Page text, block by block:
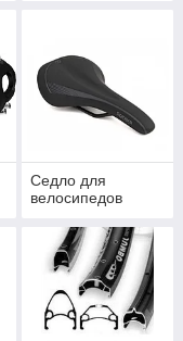
Седло для
велосипедов